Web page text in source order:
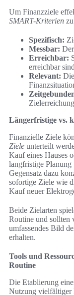
Um Finanzziele
SMART-Kriterien
Spezifisch:
Messbar:
Erreichbar:
erreichbar
Relevant:
Längerfristige vs.
Finanzielle Ziele
Ziele unterteilt
Kauf eines Hauses
langfristige
Gegensatz dazu
sofortige Ziele wie
Kauf neuer
Beide Zielarten
Routine und sollten
umfassendes Bild
erhalten.
Tools und
Routine
Die Etablierung
Nutzung vielfältiger